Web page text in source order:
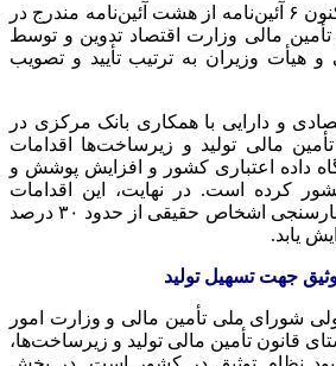
در زمینه اعتبارسنجی تاکنون ۶ آئین‌نامه از هشت آئین‌نامه مندرج در
مالی وزارت اقتصاد تدوین و توسط
هیأت وزیران به ترتیب تأیید و تصویب
و دارایی با همکاری بانک مرکزی در
مالی تولید و زیرساخت‌ها اقدامات
داده اعتباری کشور و افزایش پوشش و
کرده است. در نهایت، این اقدامات
باعث شده تا پوشش اعتبارسنجی اشخاص حقیقی از حدود ۳۰ درصد
جهت تسهیل تولید
شورای ملی تأمین مالی و وزارت امور
قانون تأمین مالی تولید و زیرساخت‌ها،